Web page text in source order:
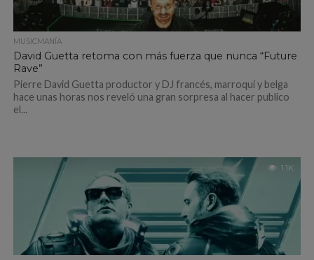
MUSICMANÍA
David Guetta retoma con más fuerza que nunca “Future
Rave”
Pierre David Guetta productor y DJ francés, marroquí y belga
hace unas horas nos reveló una gran sorpresa al hacer publico
el...
1.1K